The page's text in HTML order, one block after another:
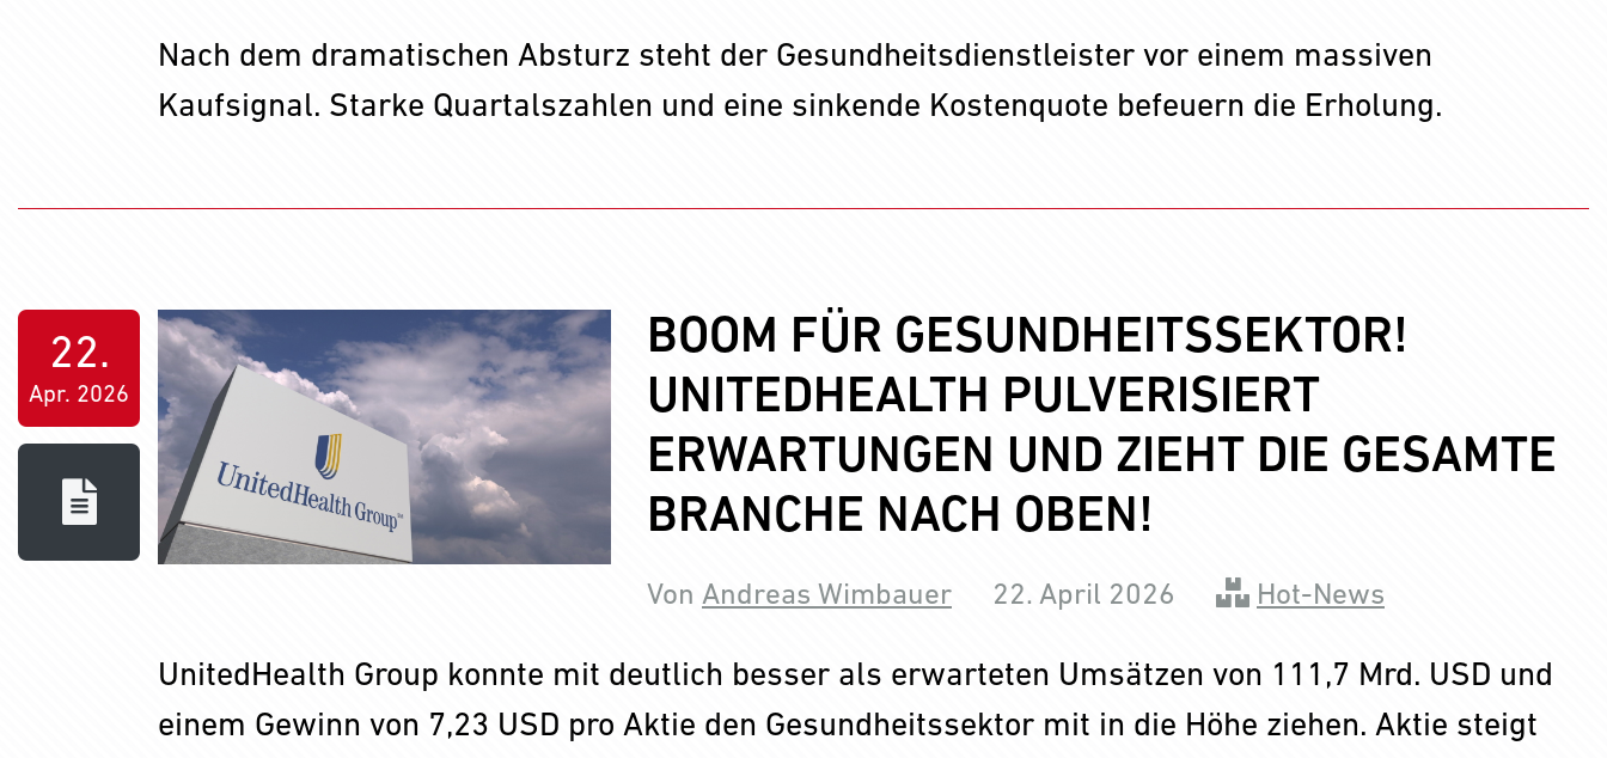
Nach dem dramatischen Absturz steht der Gesundheitsdienstleister vor einem massiven
Kaufsignal. Starke Quartalszahlen und eine sinkende Kostenquote befeuern die Erholung.
22.
Apr. 2026
BOOM FÜR GESUNDHEITSSEKTOR!
UNITEDHEALTH PULVERISIERT
ERWARTUNGEN UND ZIEHT DIE GESAMTE
BRANCHE NACH OBEN!
Von Andreas Wimbauer 22. April 2026 Hot-News
UnitedHealth Group konnte mit deutlich besser als erwarteten Umsätzen von 111,7 Mrd. USD und
einem Gewinn von 7,23 USD pro Aktie den Gesundheitssektor mit in die Höhe ziehen. Aktie steigt